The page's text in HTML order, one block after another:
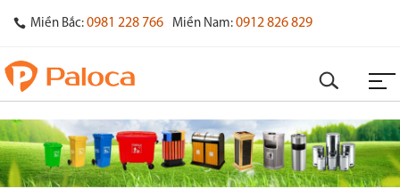
Miền Bắc: 0981 228 766 Miền Nam: 0912 826 829